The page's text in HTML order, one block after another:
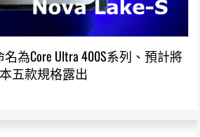
名為Core Ultra 400S系列、預計將
五款規格露出